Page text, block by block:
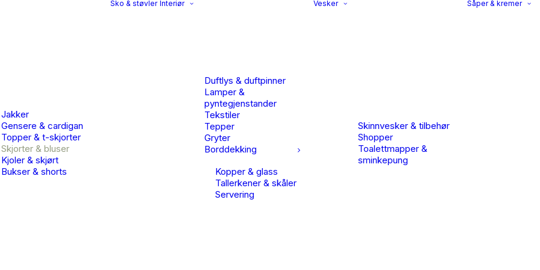
Jakker
Gensere & cardigan
Topper & t-skjorter
Skjorter & bluser
Kjoler & skjørt
Bukser & shorts
Sko & støvler Interiør
Duftlys & duftpinner
Lamper &
pyntegjenstander
Tekstiler
Tepper
Gryter
Borddekking
Kopper & glass
Tallerkener & skåler
Servering
Vesker
Skinnvesker & tilbehør
Shopper
Toalettmapper &
sminkepung
Såper & kremer